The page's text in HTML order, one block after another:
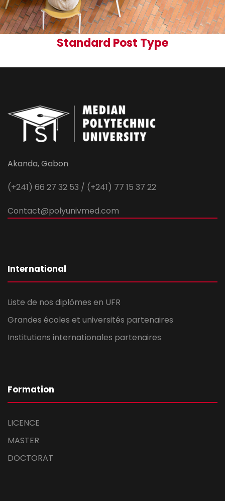
Standard Post Type
Akanda, Gabon
(+241) 66 27 32 53 / (+241) 77 15 37 22
Contact@polyunivmed.com
International
Liste de nos diplômes en UFR
Grandes écoles et universités partenaires
Institutions internationales partenaires
Formation
LICENCE
MASTER
DOCTORAT